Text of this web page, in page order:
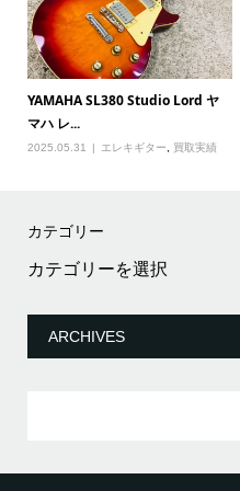
YAMAHA SL380 Studio Lord ヤ
マハ レ...
2025.05.31 エレキギター 買取実績
カテゴリー
カ
テ
リ